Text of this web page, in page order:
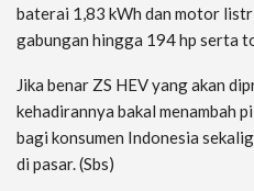
baterai 1,83 kWh dan motor
gabungan hingga 194 hp serta
Jika benar ZS HEV yang akan
kehadirannya bakal menambah
bagi konsumen Indonesia
di pasar. (Sbs)